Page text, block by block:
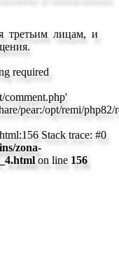
третьим лицам, и
required
comment.php'
pear:/opt/remi/php82/
Stack trace: #0
zona-
on line 156